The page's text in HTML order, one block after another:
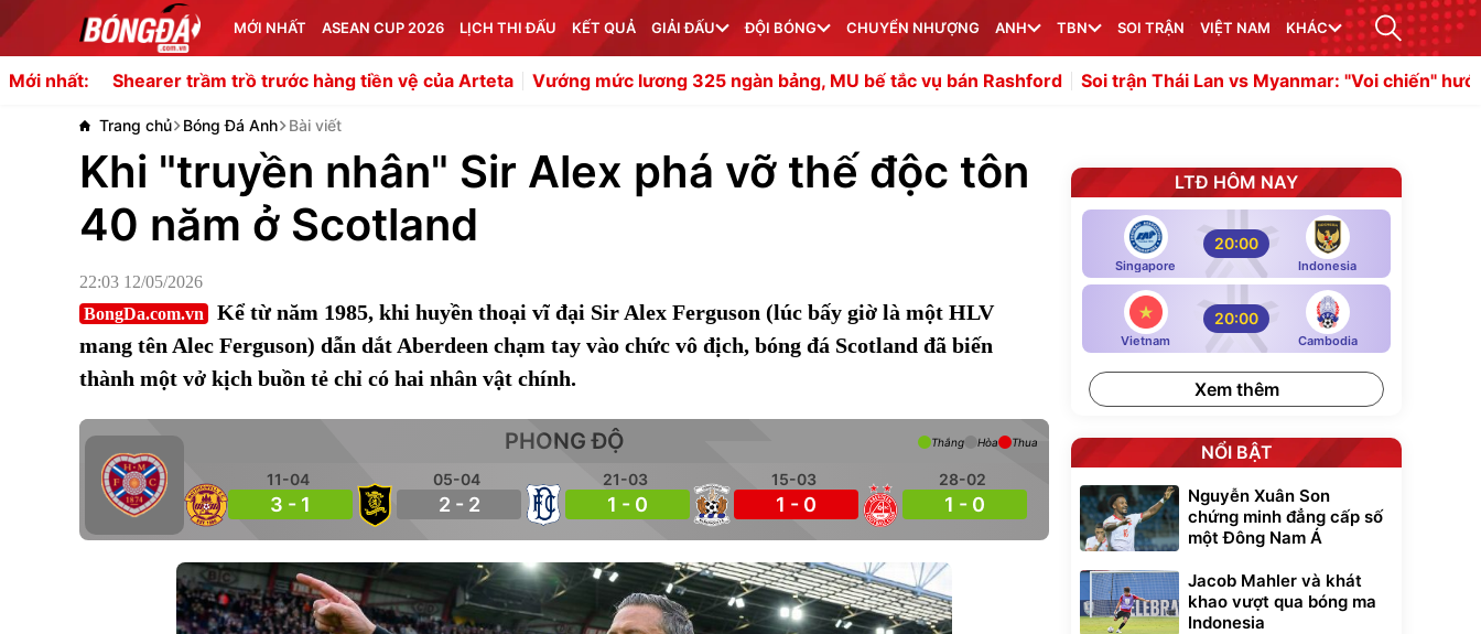
MỚI NHẤT ASEAN CUP 2026 LỊCH THI ĐẤU KẾT QUẢ GIẢI ĐẤU ĐỘI BÓNG CHUYỂN NHƯỢNG ANH TBN SOI TRẬN VIỆT NAM KHÁC
Mới nhất:trầm trồ trước hàng tiền vệ của Arteta Vướng mức lương 325 ngàn bảng, MU bế tắc vụ bán Rashford Soi trận Thái Lan vs Myanmar: "Voi chiến" hướng tới trận
Trang chủ Bóng Đá Anh Bài viết
Khi "truyền nhân" Sir Alex phá vỡ thế độc tôn
40 năm ở Scotland
22:03 12/05/2026
BongDa.com.vn
Kể từ năm 1985, khi huyền thoại vĩ đại Sir Alex Ferguson (lúc bấy giờ là một HLV
mang tên Alec Ferguson) dẫn dắt Aberdeen chạm tay vào chức vô địch, bóng đá Scotland đã biến
thành một vở kịch buồn tẻ chỉ có hai nhân vật chính.
PHONG ĐỘ
11-04
3 - 1
05-04
2 - 2
21-03
1 - 0
15-03
1 - 0
28-02
1 - 0
Thắng Hòa Thua
LTĐ HÔM NAY
Singapore
20:00
Indonesia
Vietnam
20:00
Cambodia
Xem thêm
NỔI BẬT
Nguyễn Xuân Son
chứng minh đẳng cấp số
một Đông Nam Á
Jacob Mahler và khát
khao vượt qua bóng ma
Indonesia